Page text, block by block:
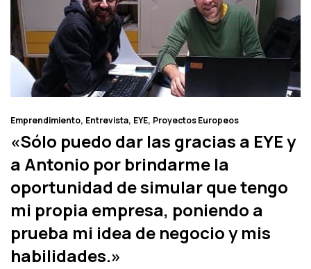
Emprendimiento Entrevista EYE Proyectos Europeos
«Sólo puedo dar las gracias a EYE y
a Antonio por brindarme la
oportunidad de simular que tengo
mi propia empresa, poniendo a
prueba mi idea de negocio y mis
habilidades.»